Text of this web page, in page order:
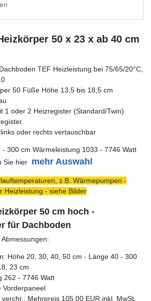
50 x 23 x ab 40 cm
TEF Heizleistung bei 75/65/20°C,
50 Füße Höhe 13,5 bis 18,5 cm
1 oder 2 Heizregister (Standard/Twin)
oder rechts vertauschbar
300 cm Wärmeleistung 1033 - 7746 Watt
Sie hier mehr Auswahl
z.B. Wärmepumpen -
Heizleistung - siehe Bilder
50 cm hoch -
für Dachboden
Höhe 20, 30, 40, 50 cm - Länge 40 - 300
23 cm
262 - 7746 Watt
Vorderpaneel
Mehrpreis 105,00 EUR inkl. MwSt.